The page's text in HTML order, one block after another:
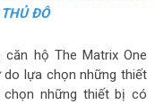
ĐÔ
hộ The Matrix One
lựa chọn những thiết
những thiết bị có